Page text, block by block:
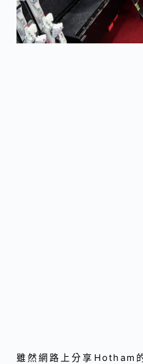
雖然網路上分享Hotham